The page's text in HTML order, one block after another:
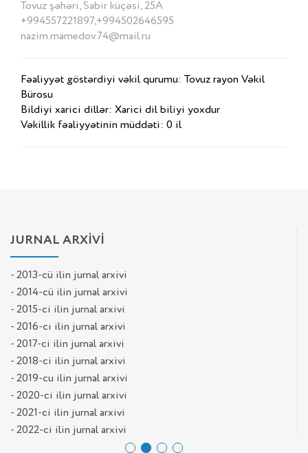
Tovuz şəhəri, Sabir küçəsi, 25A
+994557221897,+994502646595
nazim.mamedov.74@mail.ru
Fəaliyyət göstərdiyi vəkil qurumu: Tovuz rayon Vəkil
Bürosu
Bildiyi xarici dillər: Xarici dil biliyi yoxdur
Vəkillik fəaliyyətinin müddəti: 0 il
JURNAL ARXİVİ
- 2013-cü ilin jurnal arxivi
- 2014-cü ilin jurnal arxivi
- 2015-ci ilin jurnal arxivi
- 2016-cı ilin jurnal arxivi
- 2017-ci ilin jurnal arxivi
- 2018-ci ilin jurnal arxivi
- 2019-cu ilin jurnal arxivi
- 2020-ci ilin jurnal arxivi
- 2021-ci ilin jurnal arxivi
- 2022-ci ilin jurnal arxivi